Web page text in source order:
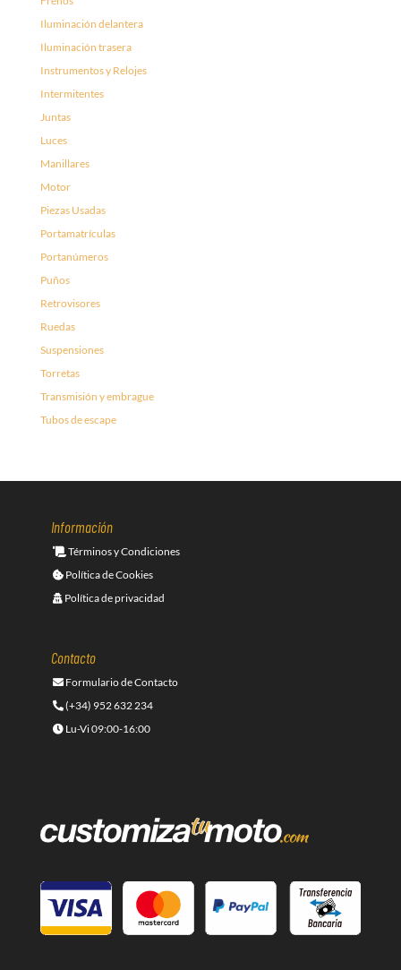
Iluminación delantera
Iluminación trasera
Instrumentos y Relojes
Intermitentes
Juntas
Luces
Manillares
Motor
Piezas Usadas
Portamatrículas
Portanúmeros
Puños
Retrovisores
Ruedas
Suspensiones
Torretas
Transmisión y embrague
Tubos de escape
Información
Términos y Condiciones
Política de Cookies
Política de privacidad
Contacto
Formulario de Contacto
(+34) 952 632 234
Lu-Vi 09:00-16:00